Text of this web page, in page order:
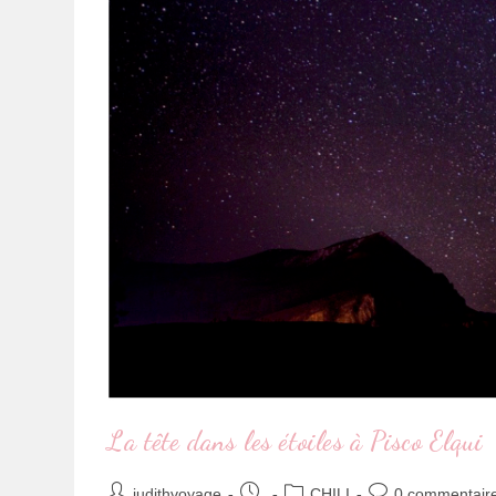
La tête dans les étoiles à Pisco Elqui